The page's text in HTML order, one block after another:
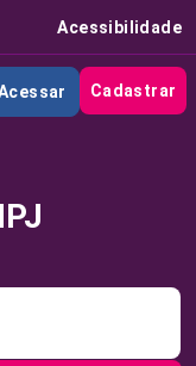
Acessibilidade
Cadastrar